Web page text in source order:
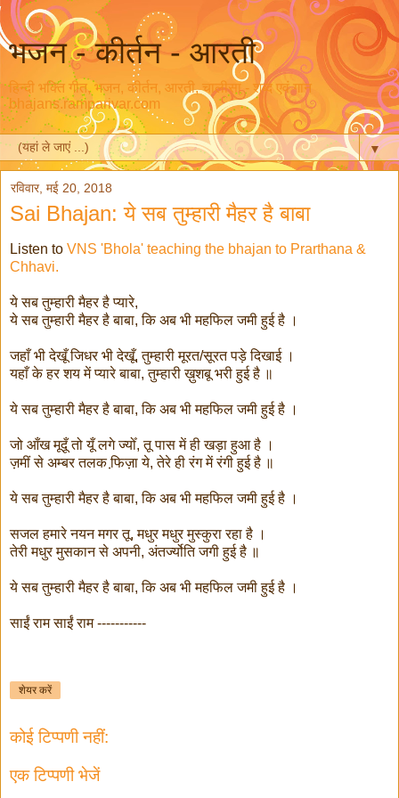
भजन - कीर्तन - आरती
हिन्दी भक्ति गीत, भजन, कीर्तन, आरती, चालीसा - शब्द एवं गान
bhajans.ramparivar.com
▼
रविवार, मई 20, 2018
Sai Bhajan: ये सब तुम्हारी मैहर है बाबा
Listen to VNS 'Bhola' teaching the bhajan to Prarthana &
Chhavi.
ये सब तुम्हारी मैहर है प्यारे,
ये सब तुम्हारी मैहर है बाबा, कि अब भी महफिल जमी हुई है ।
जहाँ भी देखूँ जिधर भी देखूँ, तुम्हारी मूरत/सूरत पड़े दिखाई ।
यहाँ के हर शय में प्यारे बाबा, तुम्हारी ख़ुशबू भरी हुई है ॥
ये सब तुम्हारी मैहर है बाबा, कि अब भी महफिल जमी हुई है ।
जो आँख मूदूँ तो यूँ लगे ज्योँ, तू पास में ही खड़ा हुआ है ।
ज़मीं से अम्बर तलक फि़ज़ा ये, तेरे ही रंग में रंगी हुई है ॥
ये सब तुम्हारी मैहर है बाबा, कि अब भी महफिल जमी हुई है ।
सजल हमारे नयन मगर तू, मधुर मधुर मुस्कुरा रहा है ।
तेरी मधुर मुसकान से अपनी, अंतर्ज्योति जगी हुई है ॥
ये सब तुम्हारी मैहर है बाबा, कि अब भी महफिल जमी हुई है ।
साईं राम साईं राम -----------
शेयर करें
कोई टिप्पणी नहीं:
एक टिप्पणी भेजें